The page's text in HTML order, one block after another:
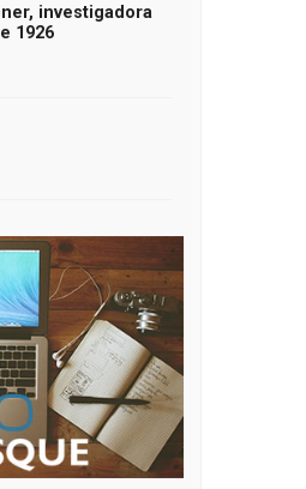
investigadora
1926